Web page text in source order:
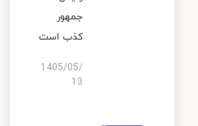
جمهور
کذب است
1405/05/
13